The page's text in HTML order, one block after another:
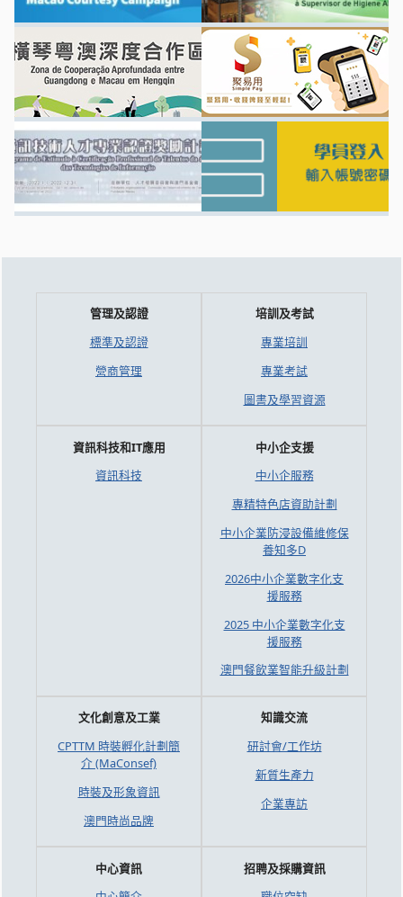
管理及認證
標準及認證
營商管理
培訓及考試
專業培訓
專業考試
圖書及學習資源
資訊科技和IT應用
資訊科技
中小企支援
中小企服務
專精特色店資助計劃
中小企業防浸設備維修保
養知多D
2026中小企業數字化支
援服務
2025 中小企業數字化支
援服務
澳門餐飲業智能升級計劃
文化創意及工業
CPTTM 時裝孵化計劃簡
介 (MaConsef)
時裝及形象資訊
澳門時尚品牌
知識交流
研討會/工作坊
新質生產力
企業專訪
中心資訊
招聘及採購資訊